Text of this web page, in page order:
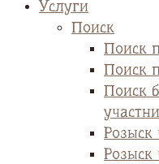
Услуги
Поиск
Поиск
Поиск
Поиск
Розыск
Розыск